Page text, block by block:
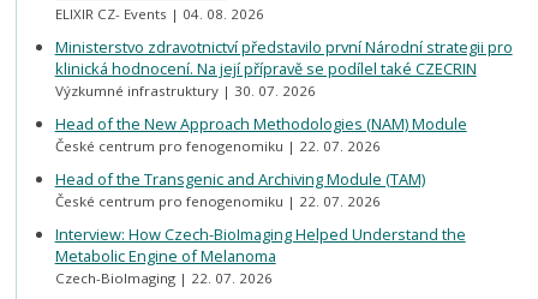
ELIXIR CZ- Events 04. 08. 2026
Ministerstvo zdravotnictví představilo první Národní strategii pro
klinická hodnocení. Na její přípravě se podílel také CZECRIN
Výzkumné infrastruktury 30. 07. 2026
Head of the New Approach Methodologies (NAM) Module
České centrum pro fenogenomiku 22. 07. 2026
Head of the Transgenic and Archiving Module (TAM)
České centrum pro fenogenomiku 22. 07. 2026
Interview: How Czech-BioImaging Helped Understand the
Metabolic Engine of Melanoma
Czech-BioImaging 22. 07. 2026